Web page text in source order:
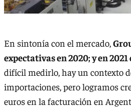
En sintonía con el mercado,
expectativas en 2020; y en
difícil medirlo, hay un contexto
importaciones, pero logramos
euros en la facturación en